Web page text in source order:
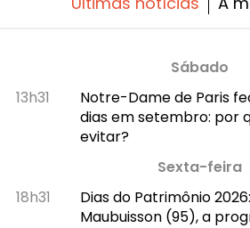
Sábado
13h31
Notre-Dame de Paris
dias em setembro: por
evitar?
Sexta-feira
18h31
Dias do Patrimônio
Maubuisson (95), a